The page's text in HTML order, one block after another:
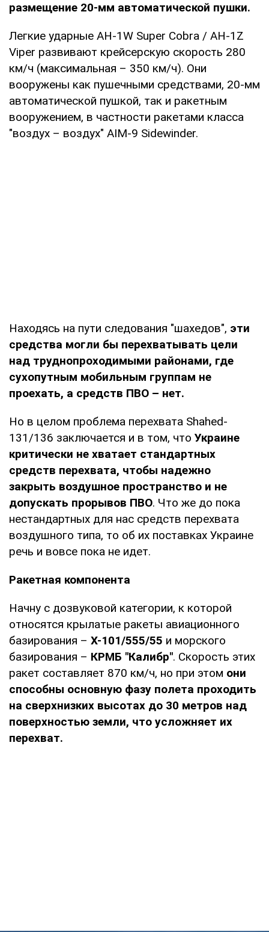
размещение 20-мм автоматической пушки.
Легкие ударные AH-1W Super Cobra / AH-1Z
Viper развивают крейсерскую скорость 280
км/ч (максимальная – 350 км/ч). Они
вооружены как пушечными средствами, 20-мм
автоматической пушкой, так и ракетным
вооружением, в частности ракетами класса
"воздух – воздух" AIM-9 Sidewinder.
Находясь на пути следования "шахедов", эти
средства могли бы перехватывать цели
над труднопроходимыми районами, где
сухопутным мобильным группам не
проехать, а средств ПВО – нет.
Но в целом проблема перехвата Shahed-
131/136 заключается и в том, что Украине
критически не хватает стандартных
средств перехвата, чтобы надежно
закрыть воздушное пространство и не
допускать прорывов ПВО. Что же до пока
нестандартных для нас средств перехвата
воздушного типа, то об их поставках Украине
речь и вовсе пока не идет.
Ракетная компонента
Начну с дозвуковой категории, к которой
относятся крылатые ракеты авиационного
базирования – Х-101/555/55 и морского
базирования – КРМБ "Калибр". Скорость этих
ракет составляет 870 км/ч, но при этом они
способны основную фазу полета проходить
на сверхнизких высотах до 30 метров над
поверхностью земли, что усложняет их
перехват.